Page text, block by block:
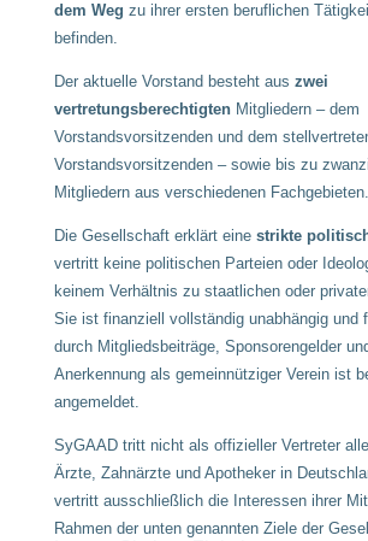
dem Weg zu ihrer ersten beruflichen
befinden.
Der aktuelle Vorstand besteht aus zwei
vertretungsberechtigten Mitgliedern – dem
Vorstandsvorsitzenden und dem
Vorstandsvorsitzenden – sowie bis zu
Mitgliedern aus verschiedenen Fachgebieten.
Die Gesellschaft erklärt eine strikte
vertritt keine politischen Parteien oder
keinem Verhältnis zu staatlichen oder
Sie ist finanziell vollständig unabhängig und
durch Mitgliedsbeiträge, Sponsorengelder
Anerkennung als gemeinnütziger Verein ist
angemeldet.
SyGAAD tritt nicht als offizieller Vertreter
Ärzte, Zahnärzte und Apotheker in
vertritt ausschließlich die Interessen ihrer
Rahmen der unten genannten Ziele der